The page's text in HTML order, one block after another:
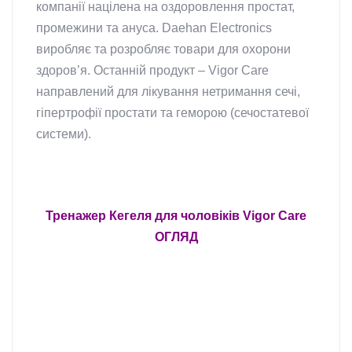
компанії націлена на оздоровлення простат,
промежини та ануса. Daehan Electronics
виробляє та розробляє товари для охорони
здоров’я. Останній продукт – Vigor Care
направлений для лікування нетримання сечі,
гіпертрофії простати та геморою (сечостатевої
системи).
Тренажер Кегеля для чоловіків Vigor Care
ОГЛЯД